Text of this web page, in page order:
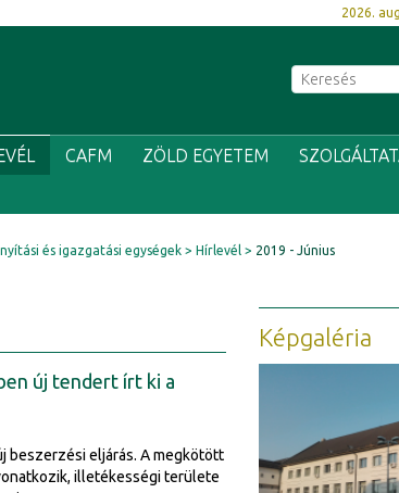
2026.
CAFM ZÖLD EGYETEM
és igazgatási egységek Hírlevél 2019 - Június
új tendert írt ki a
beszerzési eljárás. A megkötött
illetékességi területe
Képgaléria